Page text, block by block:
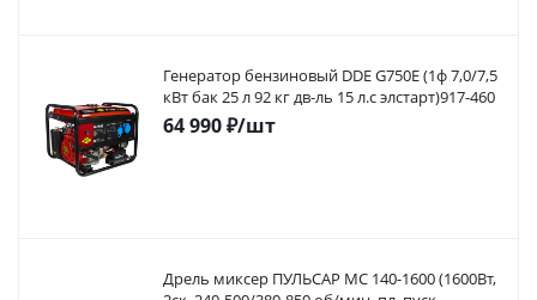
Генератор бензиновый DDE G750E (1ф 7,0/7,5
кВт бак 25 л 92 кг дв-ль 15 л.с элстарт)917-460
64 990₽/шт
Дрель миксер ПУЛЬСАР МС 140-1600 (1600Вт,